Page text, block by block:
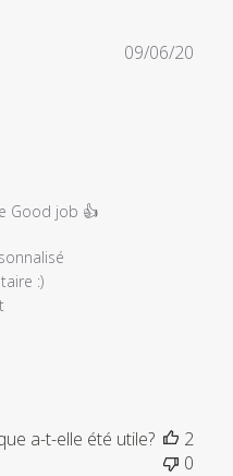
Good job 👍
:)
09/06/20
a-t-elle été utile?
2
0